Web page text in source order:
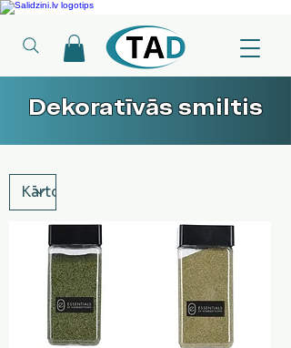
Ledusskapji, Sadzīves tehnika, Smaržas,
Dekoratīvās smiltis